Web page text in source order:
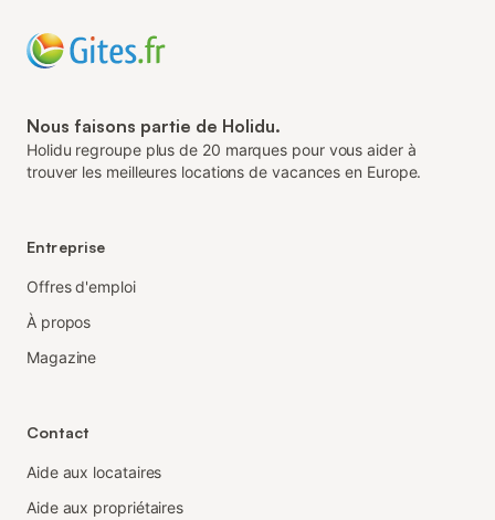
Nous faisons partie de Holidu.
Holidu regroupe plus de 20 marques pour vous aider à
trouver les meilleures locations de vacances en Europe.
Entreprise
Offres d'emploi
À propos
Magazine
Contact
Aide aux locataires
Aide aux propriétaires